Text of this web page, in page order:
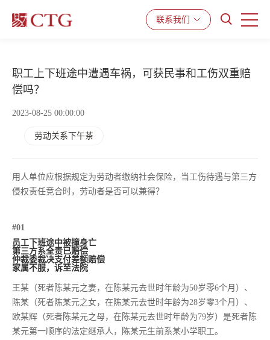
产品与服务 解决方案 资源中心
联系我们
职工上下班途中遭遇车祸，可获民事和工伤双重赔
偿吗？
2023-08-25 00:00:00
劳动关系下午茶
用人单位应根据规定为劳动者缴纳社会保险，当工伤待遇与第三方
侵权责任竞合时，劳动者是否可以兼得？
#01
员工下班途中被撞身亡
第三方系全责已赔偿
仲裁委裁决支付差额赔偿
家属不服，诉至法院
王某（死者陈某元之妻，在陈某元去世时年龄为50岁零6个月）、
陈某（死者陈某元之女，在陈某元去世时年龄为28岁零3个月）、
欧某辉（死者陈某元之母，在陈某元去世时年龄为79岁）是死者陈
某元第一顺序的法定继承人，陈某元生前系某小学职工。